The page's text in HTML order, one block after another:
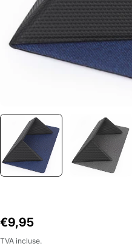
le média 0 dans une fenêtre
Prix
habituel
€9,95
TVA incluse.